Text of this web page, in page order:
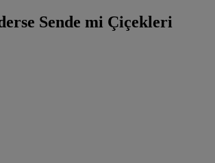
Sende mi Çiçekleri